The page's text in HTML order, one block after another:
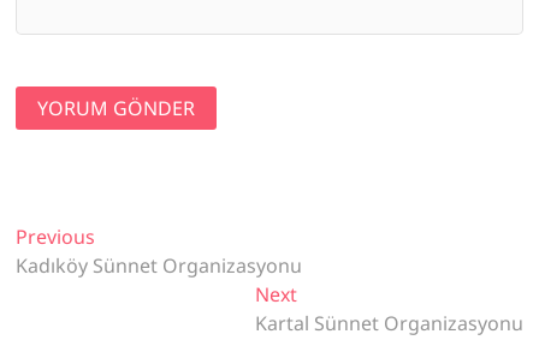
Yazı
gezinmesi
Previous
post:
Kadıköy Sünnet Organizasyonu
NextNext
post:
Kartal Sünnet Organizasyonu